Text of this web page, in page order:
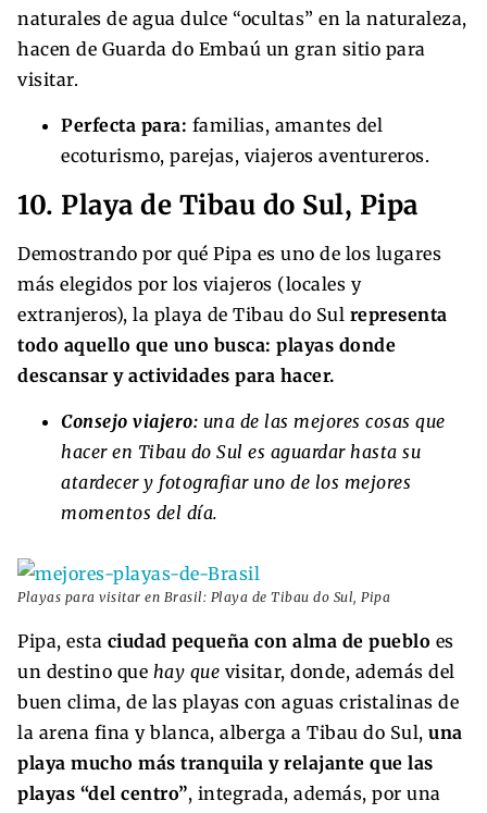
naturales de agua dulce “ocultas” en la naturaleza,
hacen de Guarda do Embaú un gran sitio para
visitar.
Perfecta para: familias, amantes del
ecoturismo, parejas, viajeros aventureros.
10. Playa de Tibau do Sul, Pipa
Demostrando por qué Pipa es uno de los lugares
más elegidos por los viajeros (locales y
extranjeros), la playa de Tibau do Sul representa
todo aquello que uno busca: playas donde
descansar y actividades para hacer.
Consejo viajero: una de las mejores cosas que
hacer en Tibau do Sul es aguardar hasta su
atardecer y fotografiar uno de los mejores
momentos del día.
Playas para visitar en Brasil: Playa de Tibau do Sul, Pipa
Pipa, esta ciudad pequeña con alma de pueblo es
un destino que hay que visitar, donde, además del
buen clima, de las playas con aguas cristalinas de
la arena fina y blanca, alberga a Tibau do Sul, una
playa mucho más tranquila y relajante que las
playas “del centro”, integrada, además, por una